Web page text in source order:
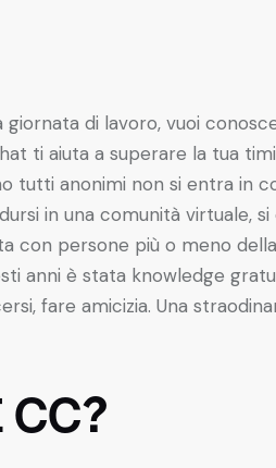
di lavoro, vuoi
ti aiuta a superare la tua
tutti anonimi non si entra in
in una comunità virtuale,
con persone più o meno
anni è stata knowledge
fare amicizia. Una
CC?